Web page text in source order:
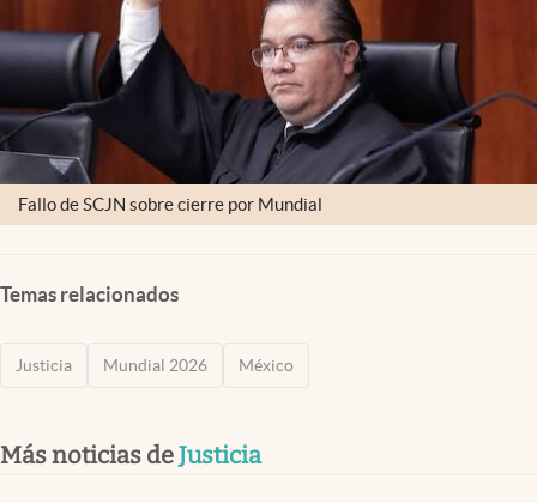
Fallo de SCJN sobre cierre por Mundial
Temas relacionados
Justicia Mundial 2026 México
Más noticias deJusticia